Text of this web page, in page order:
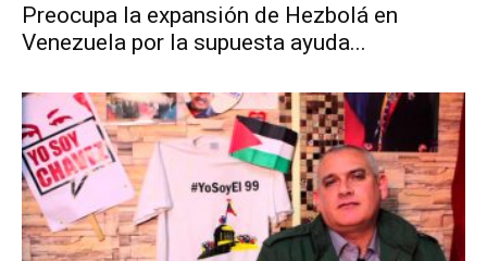
Preocupa la expansión de Hezbolá en
Venezuela por la supuesta ayuda...